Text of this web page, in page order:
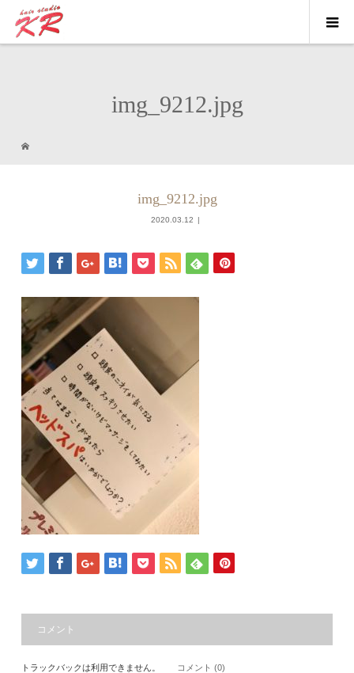
img_9212.jpg
img_9212.jpg
2020.03.12
コメント
トラックバックは利用できません。 コメント (0)